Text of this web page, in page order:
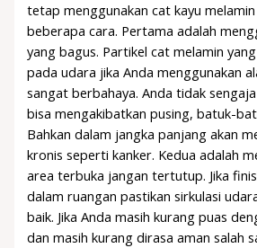
tetap menggunakan cat kayu
beberapa cara. Pertama adalah
yang bagus. Partikel cat melamin
pada udara jika Anda menggunakan
sangat berbahaya. Anda tidak
bisa mengakibatkan pusing, batuk-
Bahkan dalam jangka panjang akan
kronis seperti kanker. Kedua adalah
area terbuka jangan tertutup. Jika
dalam ruangan pastikan sirkulasi
baik. Jika Anda masih kurang puas
dan masih kurang dirasa aman salah